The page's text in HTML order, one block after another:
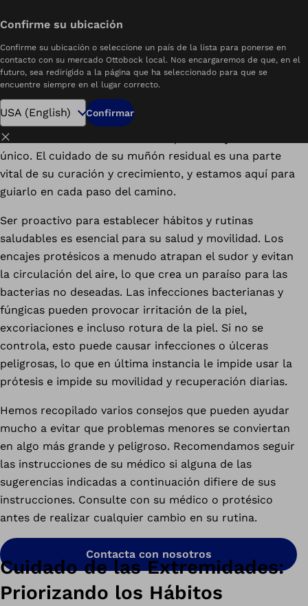
Confirme su ubicación
Confirme su ubicación o seleccione un país de la lista para ponerse en
contacto con su mercado Ottobock local. Nos encargaremos de que, en el
futuro, sea redirigido a la página que ha seleccionado para que se
encuentre siempre en el lugar correcto.
Confirmar
Abarque en su viaje: Cómo los nuevos
amputados pueden cuidar su muñón
residual con amor y hábitos saludables.
En Ottobock.care, entendemos que su trayecto es
único. El cuidado de su muñón residual es una parte
vital de su curación y crecimiento, y estamos aquí para
guiarlo en cada paso del camino.
Ser proactivo para establecer hábitos y rutinas
saludables es esencial para su salud y movilidad. Los
encajes protésicos a menudo atrapan el sudor y evitan
la circulación del aire, lo que crea un paraíso para las
bacterias no deseadas. Las infecciones bacterianas y
fúngicas pueden provocar irritación de la piel,
excoriaciones e incluso rotura de la piel. Si no se
controla, esto puede causar infecciones o úlceras
peligrosas, lo que en última instancia le impide usar la
prótesis e impide su movilidad y recuperación diarias.
Hemos recopilado varios consejos que pueden ayudar
mucho a evitar que problemas menores se conviertan
en algo más grande y peligroso. Recomendamos seguir
las instrucciones de su médico si alguna de las
sugerencias indicadas a continuación difiere de sus
instrucciones. Consulte con su médico o protésico
antes de realizar cualquier cambio en su rutina.
Contacta con nosotros
Cuidado de las Extremidades:
Priorizando los Hábitos